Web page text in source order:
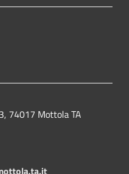
74017 Mottola TA